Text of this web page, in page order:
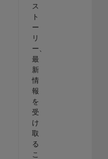
ス
ト
ー
リ
ー、
最
新
情
報
を
受
け
取
る
こ